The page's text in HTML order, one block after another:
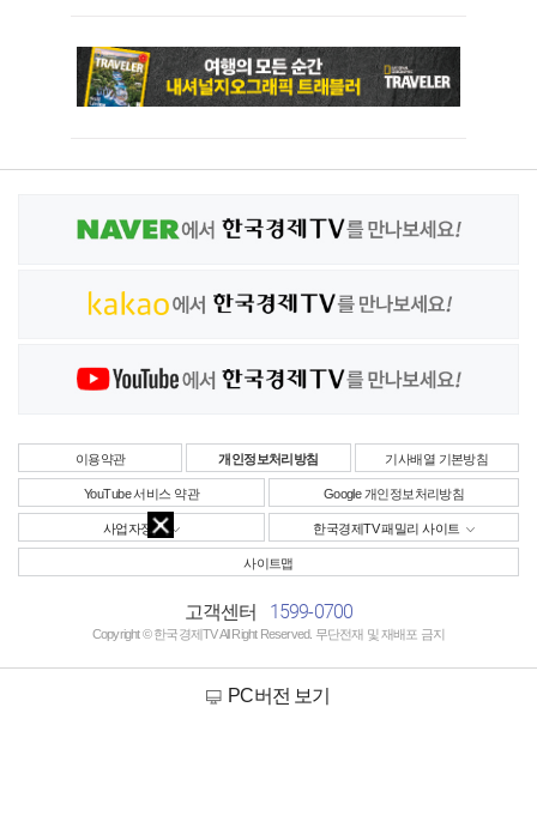
이용약관 개인정보처리방침 기사배열 기본방침
YouTube 서비스 약관 Google 개인정보처리방침
사업자정보 한국경제TV 패밀리 사이트
사이트맵
고객센터 1599-0700
Copyright © 한국경제TV All Right Reserved. 무단전재 및 재배포 금지
PC버전 보기